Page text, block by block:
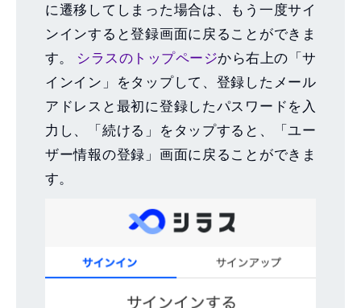
に遷移してしまった場合は、もう一度サイ
ンインすると登録画面に戻ることができま
す。 シラスのトップページから右上の「サ
インイン」をタップして、登録したメール
アドレスと最初に登録したパスワードを入
力し、「続ける」をタップすると、「ユー
ザー情報の登録」画面に戻ることができま
す。